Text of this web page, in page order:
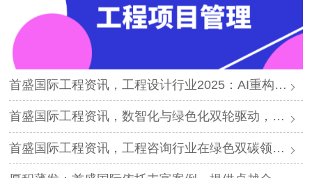
首盛国际工程资讯，工程设计行业2025：AI重构、绿色转型与全链整合新纪元
首盛国际工程资讯，数智化与绿色化双轮驱动，工程咨询业迎千亿新蓝海
首盛国际工程资讯，工程咨询行业在绿色双碳领域的发展科普